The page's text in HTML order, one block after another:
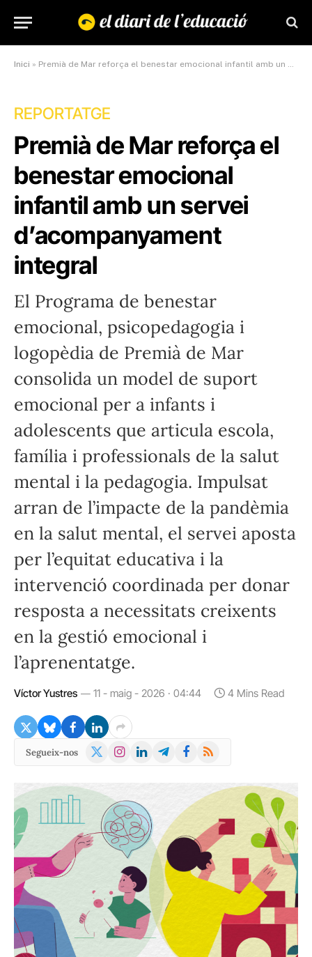
Inici » Premià de Mar reforça el benestar emocional infantil amb un servei d’acompanyament integral
REPORTATGE
Premià de Mar reforça el
benestar emocional
infantil amb un servei
d’acompanyament
integral
El Programa de benestar
emocional, psicopedagogia i
logopèdia de Premià de Mar
consolida un model de suport
emocional per a infants i
adolescents que articula escola,
família i professionals de la salut
mental i la pedagogia. Impulsat
arran de l’impacte de la pandèmia
en la salut mental, el servei aposta
per l’equitat educativa i la
intervenció coordinada per donar
resposta a necessitats creixents
en la gestió emocional i
l’aprenentatge.
Víctor Yustres 11 - maig - 2026 · 04:44 4 Mins Read
Segueix-nos
X
Instagram
LinkedInTelegramFacebook
RSS